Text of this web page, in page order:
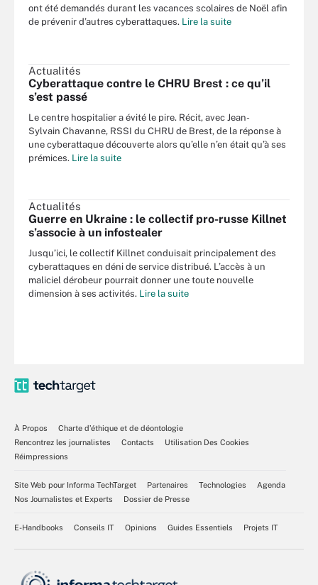
ont été demandés durant les vacances scolaires de Noël afin
de prévenir d’autres cyberattaques. Lire la suite
Actualités
Cyberattaque contre le CHRU Brest : ce qu’il
s’est passé
Le centre hospitalier a évité le pire. Récit, avec Jean-
Sylvain Chavanne, RSSI du CHRU de Brest, de la réponse à
une cyberattaque découverte alors qu’elle n’en était qu’à ses
prémices. Lire la suite
Actualités
Guerre en Ukraine : le collectif pro-russe Killnet
s’associe à un infostealer
Jusqu’ici, le collectif Killnet conduisait principalement des
cyberattaques en déni de service distribué. L’accès à un
maliciel dérobeur pourrait donner une toute nouvelle
dimension à ses activités. Lire la suite
À Propos
Charte d’éthique et de déontologie
Rencontrez les journalistes
Contacts
Utilisation Des Cookies
Réimpressions
Site Web pour Informa TechTarget Partenaires Technologies
Agenda
Nos Journalistes et Experts
Dossier de Presse
E-Handbooks Conseils IT Opinions Guides Essentiels Projets IT